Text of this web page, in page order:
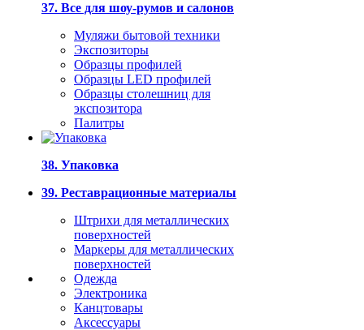
37. Все для шоу-румов и салонов
Муляжи бытовой техники
Экспозиторы
Образцы профилей
Образцы LED профилей
Образцы столешниц для
экспозитора
Палитры
38. Упаковка
39. Реставрационные материалы
Штрихи для металлических
поверхностей
Маркеры для металлических
поверхностей
Одежда
Электроника
Канцтовары
Аксессуары